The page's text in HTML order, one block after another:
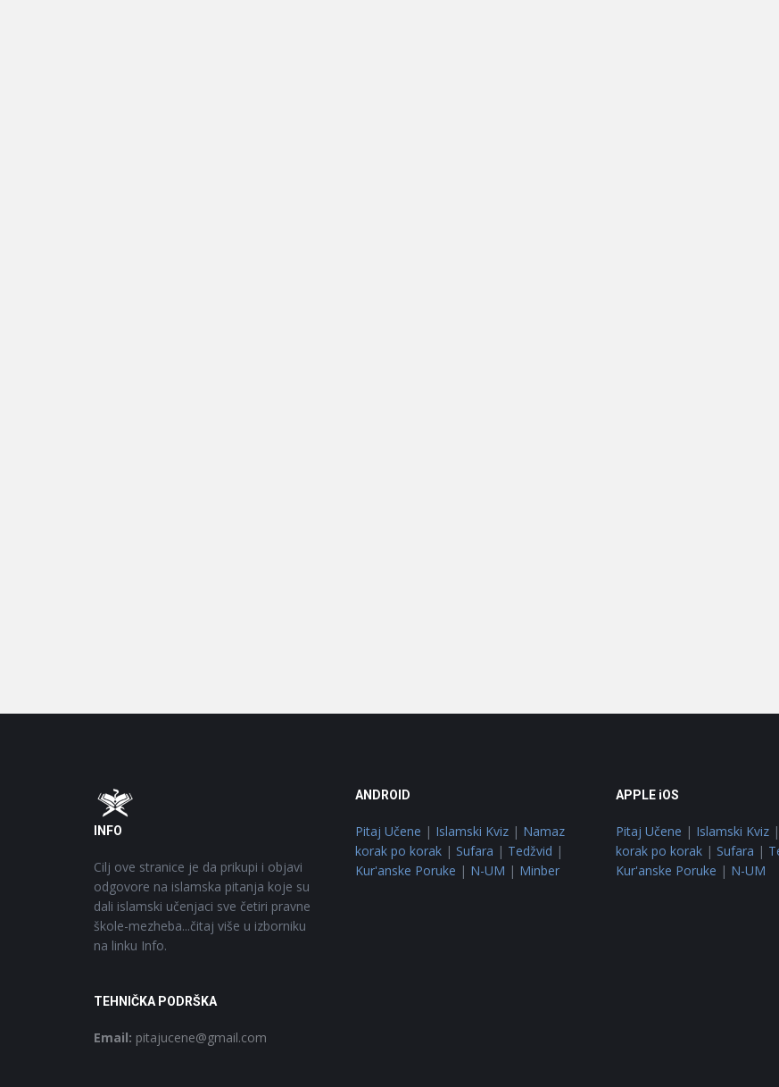
Footer
INFO
Cilj ove stranice je da prikupi i objavi
odgovore na islamska pitanja koje su
dali islamski učenjaci sve četiri pravne
škole-mezheba...čitaj više u izborniku
na linku Info.
TEHNIČKA PODRŠKA
Email: pitajucene@gmail.com
ANDROID
Pitaj Učene | Islamski Kviz| Namaz
korak po korak| Sufara | Tedžvid |
Kur'anske Poruke | N-UM | Minber
APPLE iOS
Pitaj Učene | Islamski Kviz |
korak po korak | Sufara |
Kur'anske Poruke | N-UM